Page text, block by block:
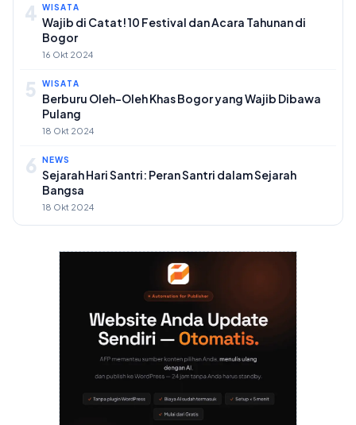
4 WISATA
Wajib di Catat! 10 Festival dan Acara Tahunan di
Bogor
16 Okt 2024
5 WISATA
Berburu Oleh-Oleh Khas Bogor yang Wajib Dibawa
Pulang
18 Okt 2024
6 NEWS
Sejarah Hari Santri: Peran Santri dalam Sejarah
Bangsa
18 Okt 2024